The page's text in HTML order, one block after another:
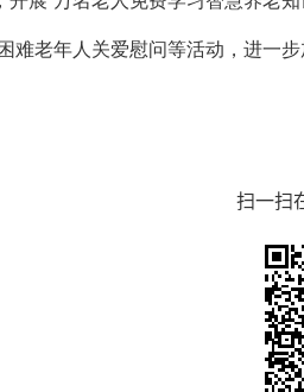
难老年人关爱慰问等活动，进一
扫一扫